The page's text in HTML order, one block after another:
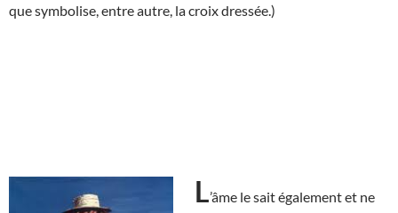
que symbolise, entre autre, la croix dressée.)
L’âme le sait également et ne